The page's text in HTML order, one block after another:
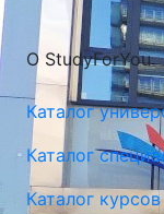
О StudyForYou
Каталог
Каталог
Каталог курсов